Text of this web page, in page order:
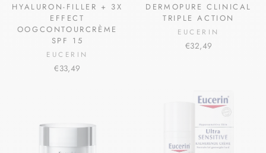
HYALURON-FILLER + 3X
EFFECT
OOGCONTOURCRÈME
SPF 15
EUCERIN
€33,49
DERMOPURE CLINICAL
TRIPLE ACTION
EUCERIN
€32,49